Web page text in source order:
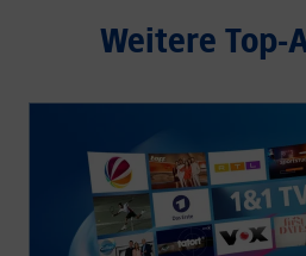
Weitere Top-